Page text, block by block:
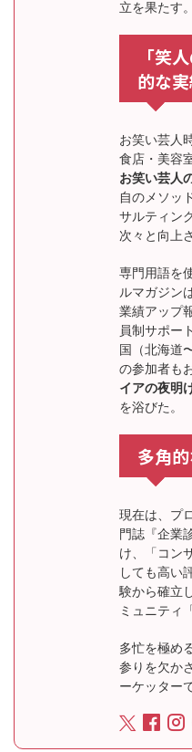
立を果たす。
「笑
的な
お笑い芸人
食店・美容
お笑い芸人
自のメソッ
サルティン
次々と向上
専門用語を
ルマガジン
業績アップ
員制サポー
国（北海道
の参加者も
イアの夜明
を浴びた。
多角
現在は、プ
門誌『企業
け、「コン
しても高い
験から確立
ミュニティ
多忙を極め
参りを欠か
ーケッター